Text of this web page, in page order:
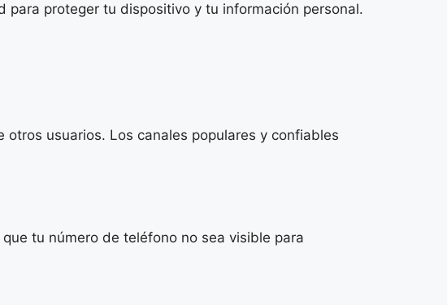
proteger tu dispositivo y tu información personal.
usuarios. Los canales populares y confiables
tu número de teléfono no sea visible para